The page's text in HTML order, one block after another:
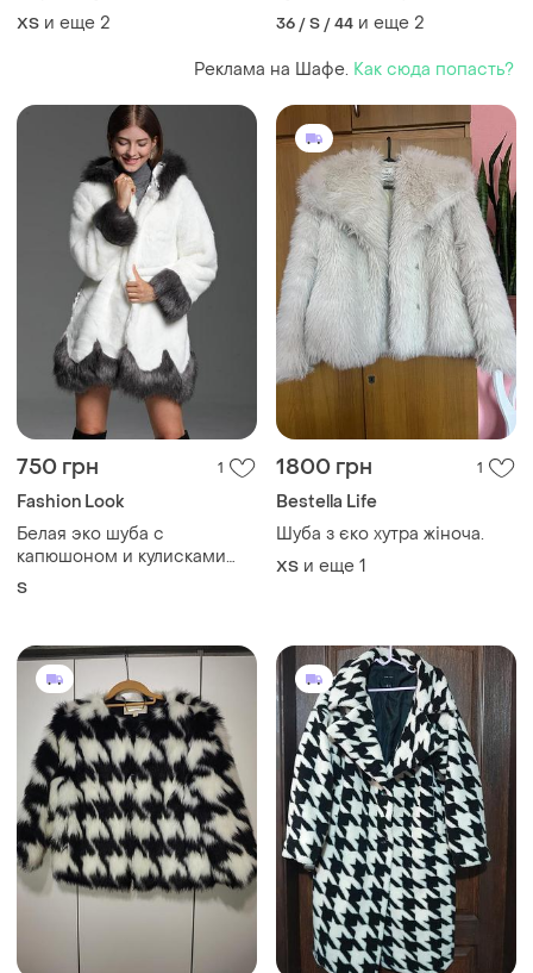
ХS и еще 2
песца альбиноса в
наличии...
36 / S / 44 и еще 2
Реклама на Шафе. Как сюда попасть?
750 грн 1
Fashion Look
Белая эко шуба с
капюшоном и кулисками
fashion
S
1800 грн 1
Bestella Life
Шуба з єко хутра жіноча.
ХS и еще 1